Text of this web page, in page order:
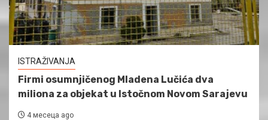
ISTRAŽIVANJA
Firmi osumnjičenog Mladena Lučića dva
miliona za objekat u Istočnom Novom Sarajevu
4 месеца ago